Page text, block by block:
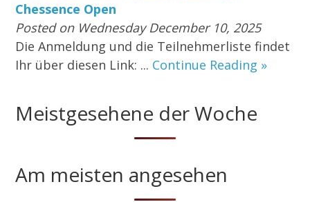
Chessence Open
Posted on Wednesday December 10, 2025
Die Anmeldung und die Teilnehmerliste findet
Ihr über diesen Link: ... Continue Reading »
Meistgesehene der Woche
Am meisten angesehen